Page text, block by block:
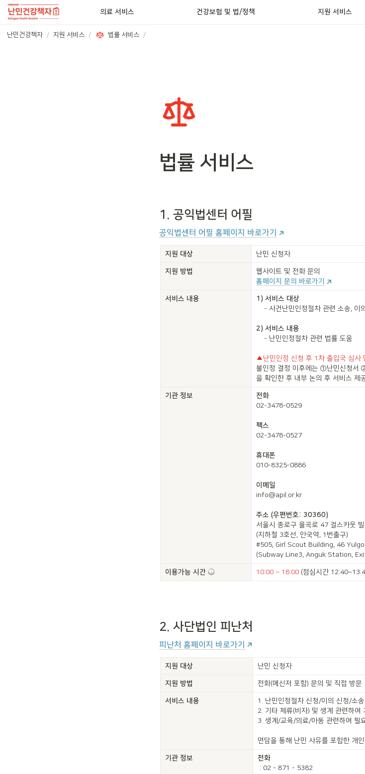
의료 서비스 건강보험 및 법/정책 지원 서비스
난민건강책자 / 지원 서비스 / 법률 서비스 /
정신건강 서비스
법률 서비스
1. 공익법센터 어필
공익법센터 어필 홈페이지 바로가기
지원 대상 난민 신청자
지원 방법
홈페이지 문의 바로가기
서비스 내용
1) 서비스 대상
2) 서비스 내용
난민인정 신청 후 1차 출입국 심사
불인정 결정 이후에는 ①난민신청서
을 확인한 후 내부 논의 후 서비스 제
기관 정보
02-3478-0529
02-3478-0527
010-8325-0886
info@apil.or.kr
서울시 종로구 율곡로 47 걸스카웃
(지하철 3호선, 안국역, 1번출구)
#505, Girl Scout Building, 46
(Subway Line3, Anguk Station,
이용가능 시간 10:00 ~ 18:00 (점심시간
2. 사단법인 피난처
피난처 홈페이지 바로가기
지원 대상 난민 신청자
지원 방법 전화(메신저 포함) 문의 및 직접 방문
서비스 내용
1. 난민인정절차 신청/이의 신청/소
2. 기타 체류(비자) 및 생계 관련하여
3. 생계/교육/의료/아동 관련하여 필
면담을 통해 난민 사유를 포함한 개
기관 정보
전화